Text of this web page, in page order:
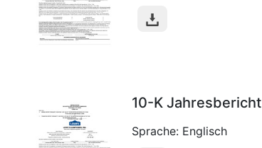
10-K Jahresbericht
Sprache: Englisch